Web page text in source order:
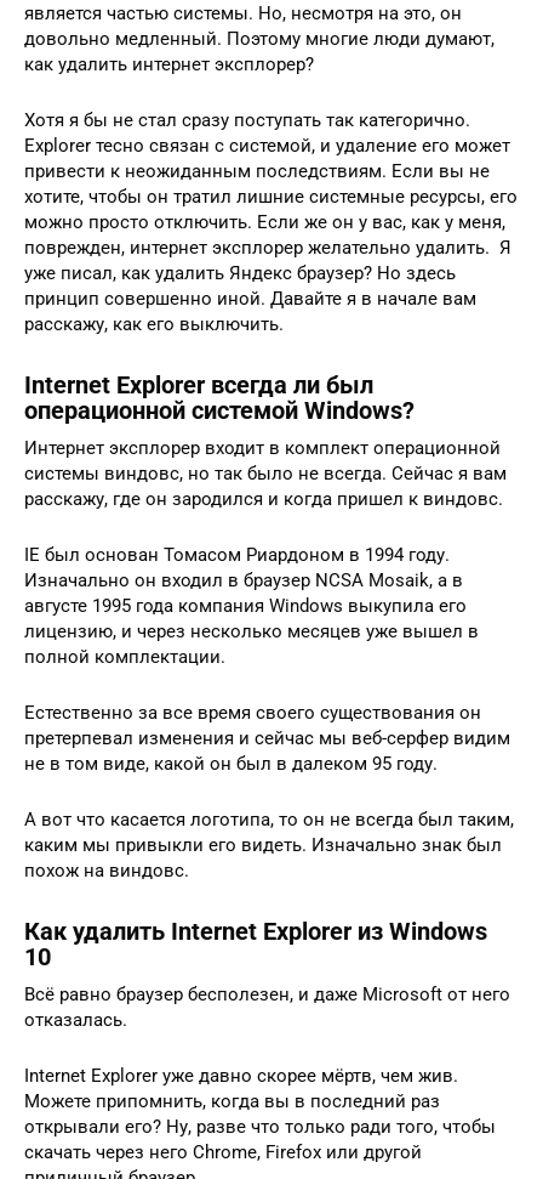
является частью системы. Но, несмотря на это, он
довольно медленный. Поэтому многие люди думают,
как удалить интернет эксплорер?
Хотя я бы не стал сразу поступать так категорично.
Explorer тесно связан с системой, и удаление его может
привести к неожиданным последствиям. Если вы не
хотите, чтобы он тратил лишние системные ресурсы, его
можно просто отключить. Если же он у вас, как у меня,
поврежден, интернет эксплорер желательно удалить. Я
уже писал, как удалить Яндекс браузер? Но здесь
принцип совершенно иной. Давайте я в начале вам
расскажу, как его выключить.
Internet Explorer всегда ли был
операционной системой Windows?
Интернет эксплорер входит в комплект операционной
системы виндовс, но так было не всегда. Сейчас я вам
расскажу, где он зародился и когда пришел к виндовс.
IE был основан Томасом Риардоном в 1994 году.
Изначально он входил в браузер NCSA Mosaik, а в
августе 1995 года компания Windows выкупила его
лицензию, и через несколько месяцев уже вышел в
полной комплектации.
Естественно за все время своего существования он
претерпевал изменения и сейчас мы веб-серфер видим
не в том виде, какой он был в далеком 95 году.
А вот что касается логотипа, то он не всегда был таким,
каким мы привыкли его видеть. Изначально знак был
похож на виндовс.
Как удалить Internet Explorer из Windows
10
Всё равно браузер бесполезен, и даже Microsoft от него
отказалась.
Internet Explorer уже давно скорее мёртв, чем жив.
Можете припомнить, когда вы в последний раз
открывали его? Ну, разве что только ради того, чтобы
скачать через него Chrome, Firefox или другой